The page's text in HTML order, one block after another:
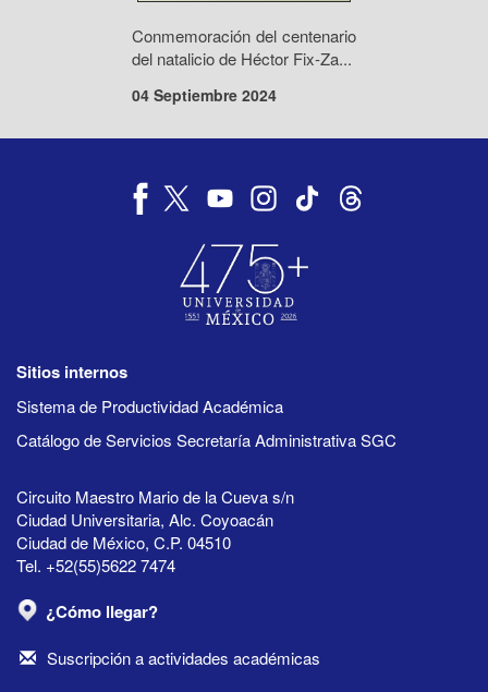
Conmemoración del centenario
del natalicio de Héctor Fix-Za...
04 Septiembre 2024
Sitios internos
Sistema de Productividad Académica
Catálogo de Servicios Secretaría Administrativa SGC
Circuito Maestro Mario de la Cueva s/n
Ciudad Universitaria, Alc. Coyoacán
Ciudad de México, C.P. 04510
Tel. +52(55)5622 7474
¿Cómo llegar?
Suscripción a actividades académicas